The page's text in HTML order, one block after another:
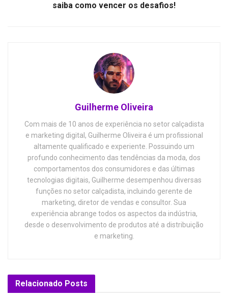
saiba como vencer os desafios!
Guilherme Oliveira
Com mais de 10 anos de experiência no setor calçadista
e marketing digital, Guilherme Oliveira é um profissional
altamente qualificado e experiente. Possuindo um
profundo conhecimento das tendências da moda, dos
comportamentos dos consumidores e das últimas
tecnologias digitais, Guilherme desempenhou diversas
funções no setor calçadista, incluindo gerente de
marketing, diretor de vendas e consultor. Sua
experiência abrange todos os aspectos da indústria,
desde o desenvolvimento de produtos até a distribuição
e marketing.
Relacionado Posts